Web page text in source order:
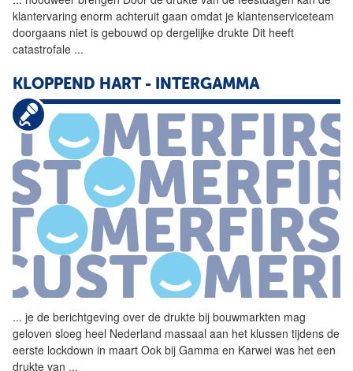
klantervaring enorm achteruit gaan omdat je klantenserviceteam
doorgaans niet is gebouwd op dergelijke drukte Dit heeft
catastrofale ...
KLOPPEND HART - INTERGAMMA
... je de berichtgeving over de drukte bij bouwmarkten mag
geloven sloeg heel Nederland massaal aan het klussen tijdens de
eerste lockdown in maart Ook bij Gamma en Karwei was het een
drukte van ...